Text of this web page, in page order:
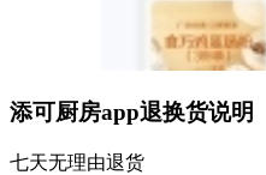
添可厨房app退换货说明
七天无理由退货